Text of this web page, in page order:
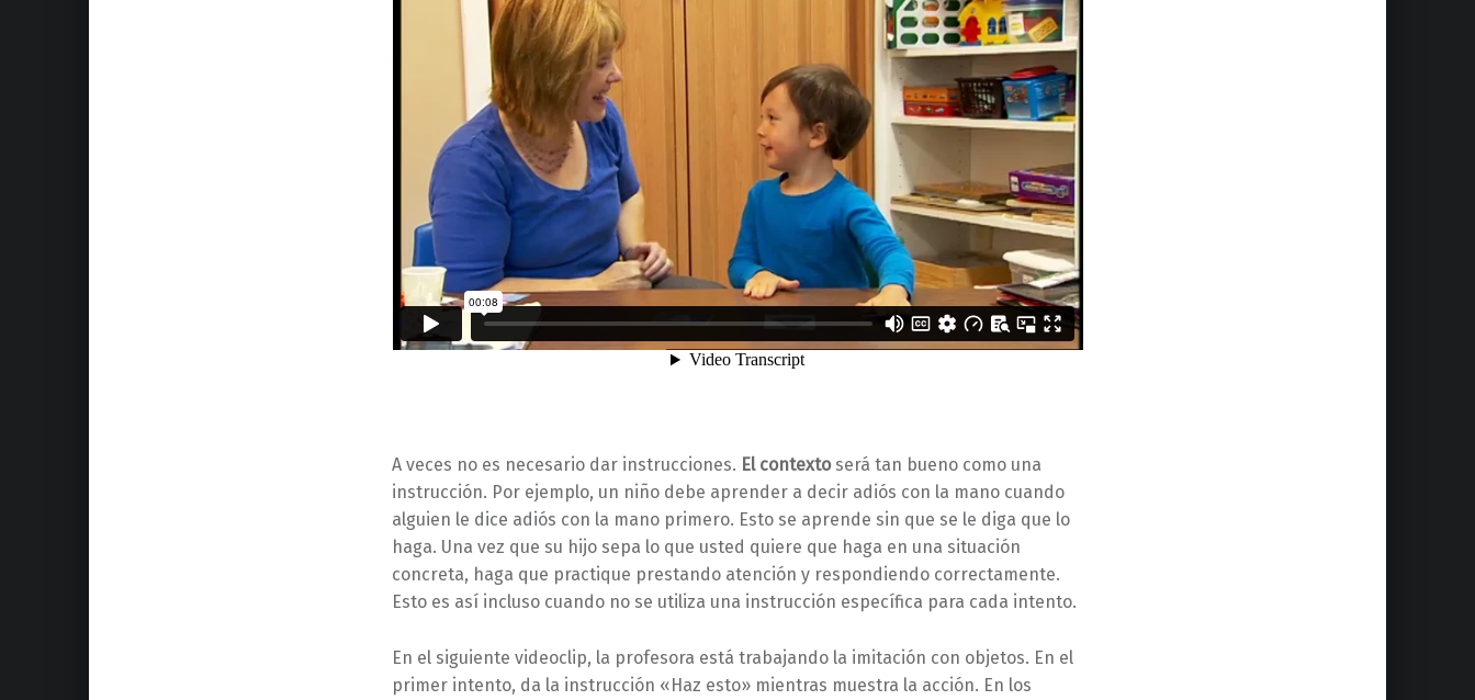
A veces no es necesario dar instrucciones. El contextoserá tan bueno como una
instrucción. Por ejemplo, un niño debe aprender a decir adiós con la mano cuando
alguien le dice adiós con la mano primero. Esto se aprende sin que se le diga que lo
haga. Una vez que su hijo sepa lo que usted quiere que haga en una situación
concreta, haga que practique prestando atención y respondiendo correctamente.
Esto es así incluso cuando no se utiliza una instrucción específica para cada intento.
En el siguiente videoclip, la profesora está trabajando la imitación con objetos. En el
primer intento, da la instrucción «Haz esto» mientras muestra la acción. En los